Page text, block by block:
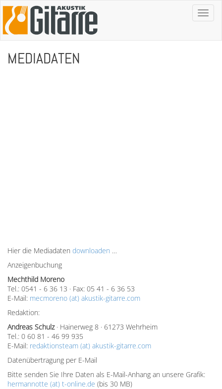
Toggle
MEDIADATEN
Hier die Mediadaten downloaden …
Anzeigenbuchung
Mechthild Moreno
Tel.: 0541 - 6 36 13 · Fax: 05 41 - 6 36 53
E-Mail: mecmoreno (at) akustik-gitarre.com
Redaktion:
Andreas Schulz· Hainerweg 8 · 61273 Wehrheim
Tel.: 0 60 81 - 46 99 935
E-Mail: redaktionsteam (at) akustik-gitarre.com
Datenübertragung per E-Mail
Bitte senden Sie Ihre Daten als E-Mail-Anhang an unsere Grafik:
hermannotte (at) t-online.de (bis 30 MB)